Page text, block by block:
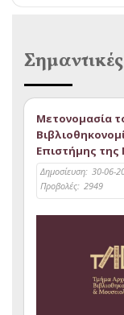
Μετονομασία
Επιστήμης
Δημοσίευση: 30-06-
Προβολές: 2949